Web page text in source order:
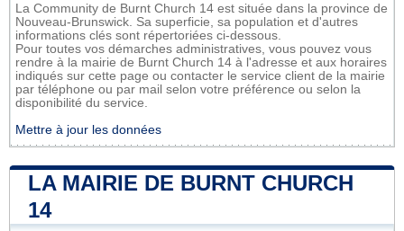
La Community de Burnt Church 14 est située dans la province de
Nouveau-Brunswick. Sa superficie, sa population et d'autres
informations clés sont répertoriées ci-dessous.
Pour toutes vos démarches administratives, vous pouvez vous
rendre à la mairie de Burnt Church 14 à l'adresse et aux horaires
indiqués sur cette page ou contacter le service client de la mairie
par téléphone ou par mail selon votre préférence ou selon la
disponibilité du service.
Mettre à jour les données
LA MAIRIE DE BURNT CHURCH
14